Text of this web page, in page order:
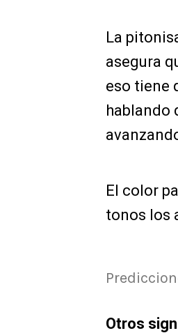
La
asegura
eso tiene
hablando
El color
tonos los
Otros